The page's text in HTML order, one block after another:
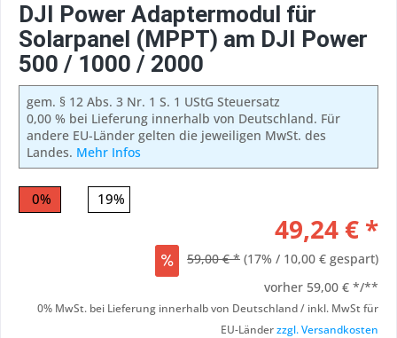
DJI Power Adaptermodul für
Solarpanel (MPPT) am DJI Power
500 / 1000 / 2000
gem. § 12 Abs. 3 Nr. 1 S. 1 UStG Steuersatz
0,00 % bei Lieferung innerhalb von Deutschland. Für
andere EU-Länder gelten die jeweiligen MwSt. des
Landes. Mehr Infos
0% 19%
49,24 € *
59,00 € * (17% / 10,00 € gespart)
vorher 59,00 € */**
0% MwSt. bei Lieferung innerhalb von Deutschland / inkl. MwSt für
EU-Länderzzgl. Versandkosten